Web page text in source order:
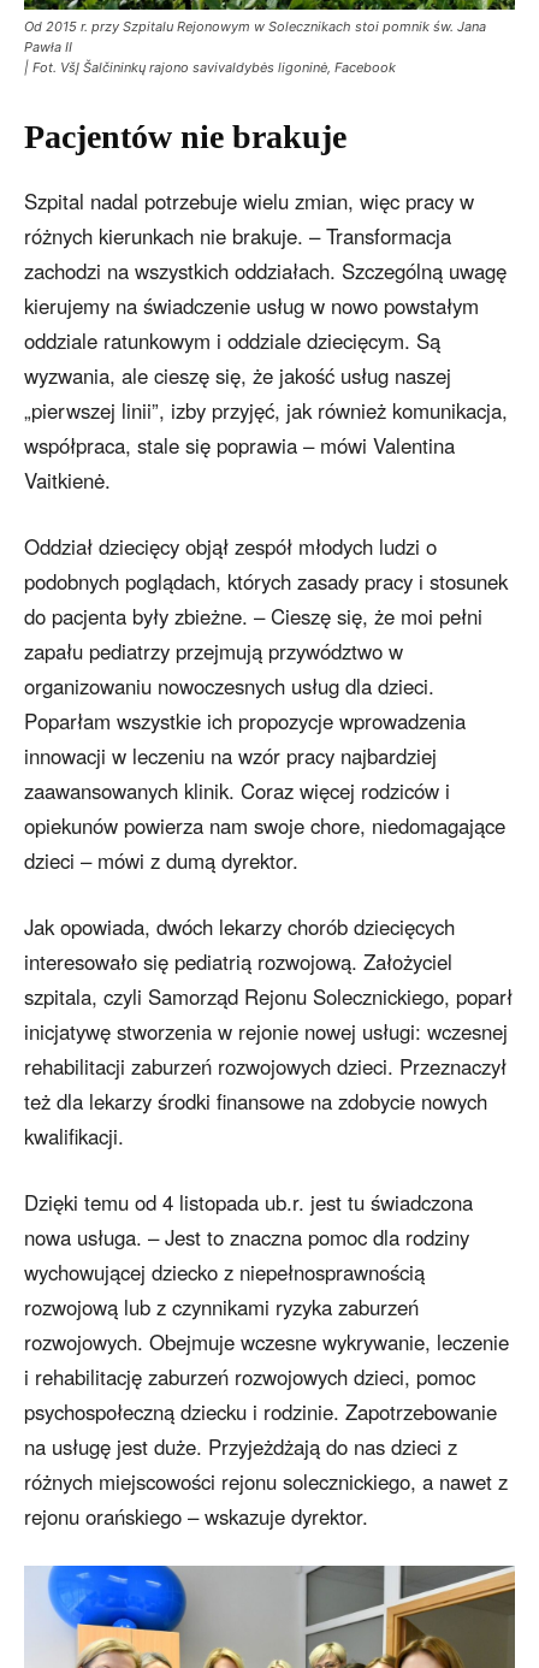
Od 2015 r. przy Szpitalu Rejonowym w Solecznikach stoi pomnik św. Jana
Pawła II
| Fot. VšĮ Šalčininkų rajono savivaldybės ligoninė, Facebook
Pacjentów nie brakuje
Szpital nadal potrzebuje wielu zmian, więc pracy w
różnych kierunkach nie brakuje. – Transformacja
zachodzi na wszystkich oddziałach. Szczególną uwagę
kierujemy na świadczenie usług w nowo powstałym
oddziale ratunkowym i oddziale dziecięcym. Są
wyzwania, ale cieszę się, że jakość usług naszej
„pierwszej linii”, izby przyjęć, jak również komunikacja,
współpraca, stale się poprawia – mówi Valentina
Vaitkienė.
Oddział dziecięcy objął zespół młodych ludzi o
podobnych poglądach, których zasady pracy i stosunek
do pacjenta były zbieżne. – Cieszę się, że moi pełni
zapału pediatrzy przejmują przywództwo w
organizowaniu nowoczesnych usług dla dzieci.
Poparłam wszystkie ich propozycje wprowadzenia
innowacji w leczeniu na wzór pracy najbardziej
zaawansowanych klinik. Coraz więcej rodziców i
opiekunów powierza nam swoje chore, niedomagające
dzieci – mówi z dumą dyrektor.
Jak opowiada, dwóch lekarzy chorób dziecięcych
interesowało się pediatrią rozwojową. Założyciel
szpitala, czyli Samorząd Rejonu Solecznickiego, poparł
inicjatywę stworzenia w rejonie nowej usługi: wczesnej
rehabilitacji zaburzeń rozwojowych dzieci. Przeznaczył
też dla lekarzy środki finansowe na zdobycie nowych
kwalifikacji.
Dzięki temu od 4 listopada ub.r. jest tu świadczona
nowa usługa. – Jest to znaczna pomoc dla rodziny
wychowującej dziecko z niepełnosprawnością
rozwojową lub z czynnikami ryzyka zaburzeń
rozwojowych. Obejmuje wczesne wykrywanie, leczenie
i rehabilitację zaburzeń rozwojowych dzieci, pomoc
psychospołeczną dziecku i rodzinie. Zapotrzebowanie
na usługę jest duże. Przyjeżdżają do nas dzieci z
różnych miejscowości rejonu solecznickiego, a nawet z
rejonu orańskiego – wskazuje dyrektor.